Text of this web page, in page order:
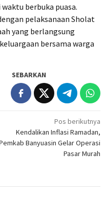
berbuka puasa.
pelaksanaan Sholat
yang berlangsung
bersama warga
SEBARKAN
Pos berikutnya
Kendalikan Inflasi Ramadan,
Banyuasin Gelar Operasi
Pasar Murah